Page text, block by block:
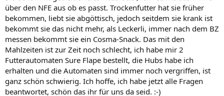
über den NFE aus ob es passt. Trockenfutter hat sie früher
bekommen, liebt sie abgöttisch, jedoch seitdem sie krank ist
bekommt sie das nicht mehr, als Leckerli, immer nach dem BZ
messen bekommt sie ein Cosma-Snack. Das mit den
Mahlzeiten ist zur Zeit noch schlecht, ich habe mir 2
Futterautomaten Sure Flape bestellt, die Hubs habe ich
erhalten und die Automaten sind immer noch vergriffen, ist
ganz schön schwierig. Ich hoffe, ich habe jetzt alle Fragen
beantwortet, schön das ihr für uns da seid. :-)